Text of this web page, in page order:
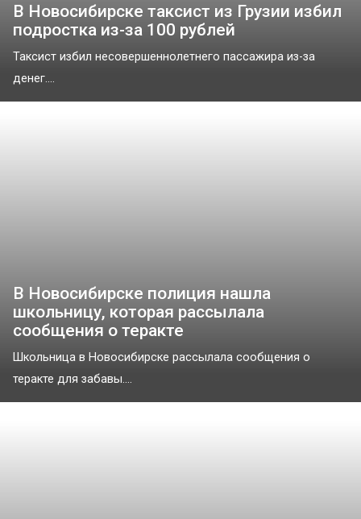
В Новосибирске таксист из Грузии избил
подростка из-за 100 рублей
Таксист избил несовершеннолетнего пассажира из-за
денег....
В Новосибирске полиция нашла
школьницу, которая рассылала
сообщения о теракте
Школьница в Новосибирске рассылала сообщения о
теракте для забавы....